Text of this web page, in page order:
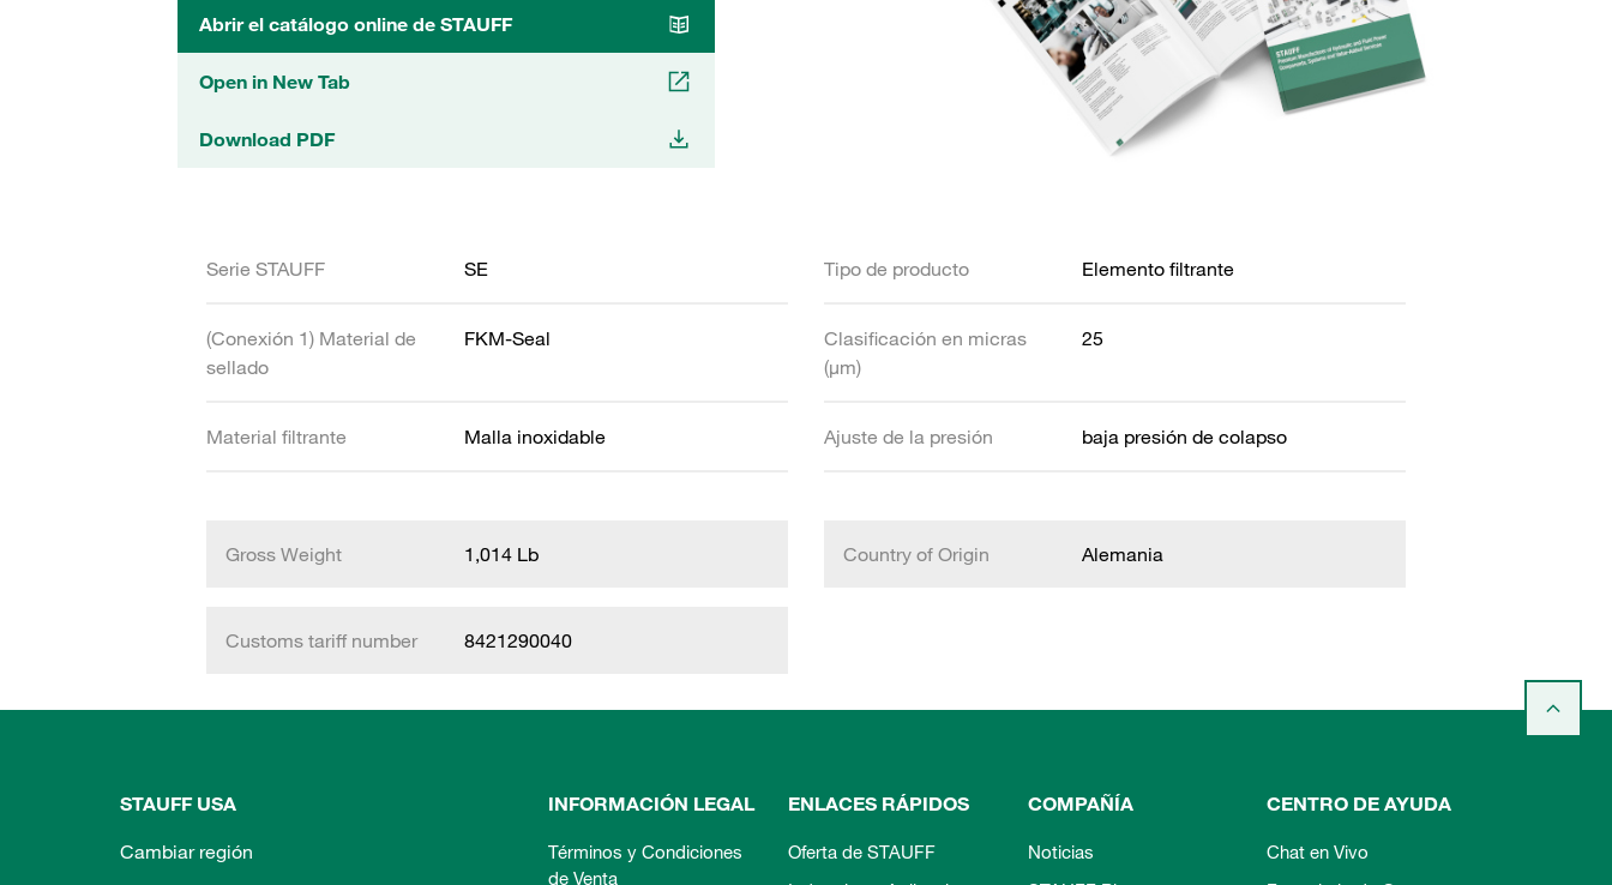
Abrir el catálogo online de STAUFF
Open in New Tab
Download PDF
Serie STAUFF SE Tipo de producto Elemento filtrante
(Conexión 1) Material de
sellado
FKM-Seal
Clasificación en micras
(µm)
25
Material filtrante Malla inoxidable Ajuste de la presión baja presión de colapso
Gross Weight 1,014 Lb Country of Origin Alemania
Customs tariff number 8421290040
STAUFF USA
Cambiar región
INFORMACIÓN LEGAL
Términos y Condiciones
de Venta
ENLACES RÁPIDOS
Oferta de STAUFF
COMPAÑÍA
Noticias
CENTRO DE AYUDA
Chat en Vivo